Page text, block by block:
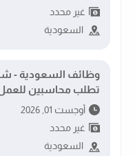
غير محدد
السعودية
وظائف السعودية -
تطلب محاسبين
أوجست 01, 2026
غير محدد
السعودية